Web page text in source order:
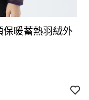
暖蓄熱羽絨外